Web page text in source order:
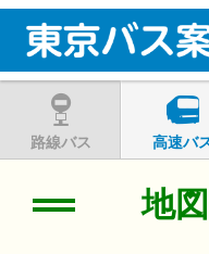
路線バス 高速バ
地